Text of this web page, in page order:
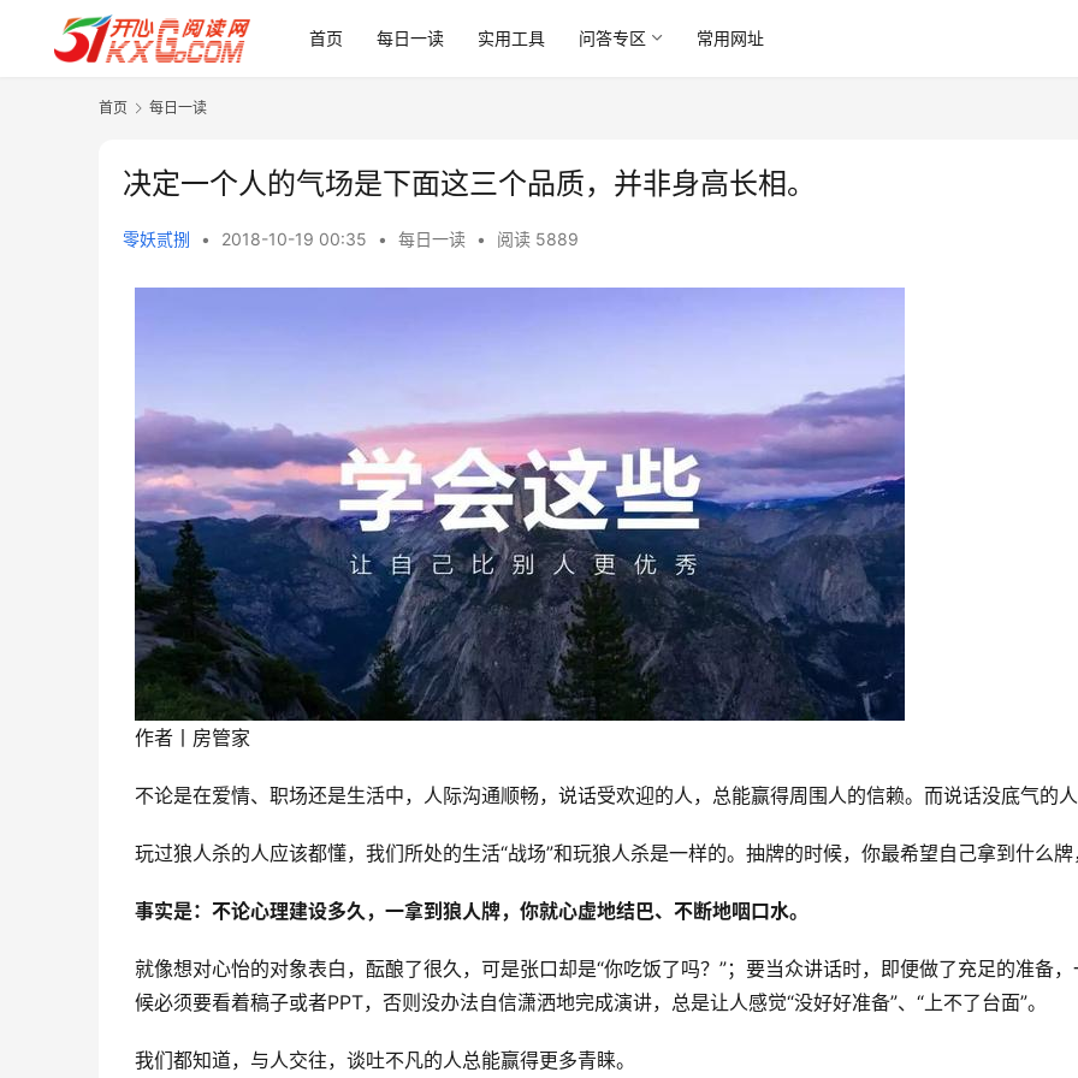
首页 每日一读 实用工具 问答专区 常用网址
首页 每日一读
决定一个人的气场是下面这三个品质，并非身高长相。
零妖贰捌 • 2018-10-19 00:35 • 每日一读 • 阅读 5889
作者丨房管家
不论是在爱情、职场还是生活中，人际沟通顺畅，说话受欢迎的人，总能赢得周围人的信赖。而说话没底气的
玩过狼人杀的人应该都懂，我们所处的生活“战场”和玩狼人杀是一样的。抽牌的时候，你最希望自己拿到什么
事实是：不论心理建设多久，一拿到狼人牌，你就心虚地结巴、不断地咽口水。
就像想对心怡的对象表白，酝酿了很久，可是张口却是“你吃饭了吗？”；要当众讲话时，即便做了充足的准备
候必须要看着稿子或者PPT，否则没办法自信潇洒地完成演讲，总是让人感觉“没好好准备”、“上不了台面”。
我们都知道，与人交往，谈吐不凡的人总能赢得更多青睐。